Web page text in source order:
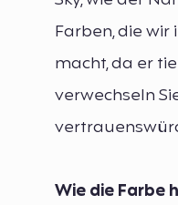
Farben, die
macht, da er
verwechseln
Wie die Farbe